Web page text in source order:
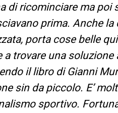
di ricominciare ma poi
prima. Anche la
porta cose belle
a trovare una
il libro di Gianni
sin da piccolo. E’
sportivo.